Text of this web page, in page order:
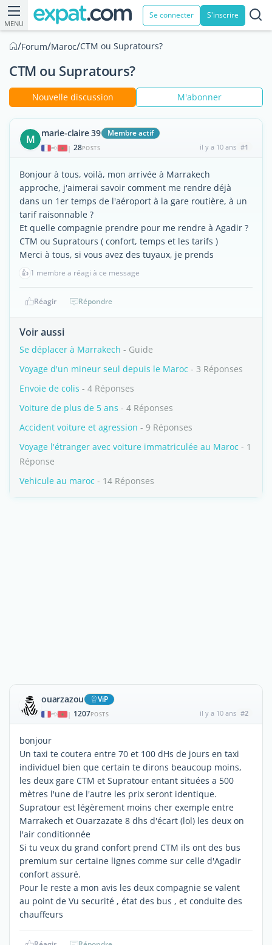
MENU
Se connecter S'inscrire
/Forum/Maroc/CTM ou Supratours?
CTM ou Supratours?
Nouvelle discussion M'abonner
M marie-claire 39 Membre actif
| 28POSTS il y a 10 ans #1
Bonjour à tous, voilà, mon arrivée à Marrakech
approche, j'aimerai savoir comment me rendre déjà
dans un 1er temps de l'aéroport à la gare routière, à un
tarif raisonnable ?
Et quelle compagnie prendre pour me rendre à Agadir ?
CTM ou Supratours ( confort, temps et les tarifs )
Merci à tous, si vous avez des tuyaux, je prends
👍 1 membre a réagi à ce message
Réagir Répondre
Voir aussi
Se déplacer à Marrakech - Guide
Voyage d'un mineur seul depuis le Maroc - 3 Réponses
Envoie de colis - 4 Réponses
Voiture de plus de 5 ans - 4 Réponses
Accident voiture et agression - 9 Réponses
Voyage l'étranger avec voiture immatriculée au Maroc - 1
Réponse
Vehicule au maroc - 14 Réponses
ouarzazou ViP
| 1207POSTS il y a 10 ans #2
bonjour
Un taxi te coutera entre 70 et 100 dHs de jours en taxi
individuel bien que certain te dirons beaucoup moins,
les deux gare CTM et Supratour entant situées a 500
mètres l'une de l'autre les prix seront identique.
Supratour est légèrement moins cher exemple entre
Marrakech et Ouarzazate 8 dhs d'écart (lol) les deux on
l'air conditionnée
Si tu veux du grand confort prend CTM ils ont des bus
premium sur certaine lignes comme sur celle d'Agadir
confort assuré.
Pour le reste a mon avis les deux compagnie se valent
au point de Vu securité , état des bus , et conduite des
chauffeurs